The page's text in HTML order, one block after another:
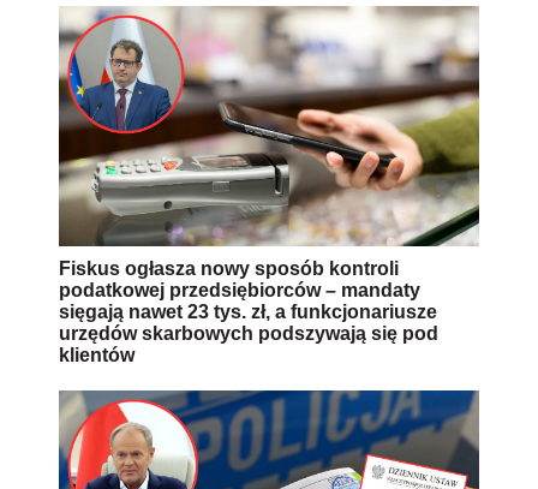
Fiskus ogłasza nowy sposób kontroli
podatkowej przedsiębiorców – mandaty
sięgają nawet 23 tys. zł, a funkcjonariusze
urzędów skarbowych podszywają się pod
klientów